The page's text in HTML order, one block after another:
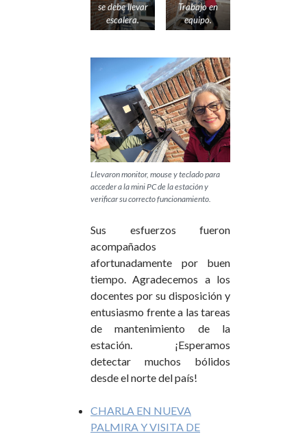
se debe llevar
escalera.
Trabajo en
equipo.
Llevaron monitor, mouse y teclado para
acceder a la mini PC de la estación y
verificar su correcto funcionamiento.
Sus esfuerzos fueron
acompañados
afortunadamente por buen
tiempo. Agradecemos a los
docentes por su disposición y
entusiasmo frente a las tareas
de mantenimiento de la
estación. ¡Esperamos
detectar muchos bólidos
desde el norte del país!
CHARLA EN NUEVA
PALMIRA Y VISITA DE